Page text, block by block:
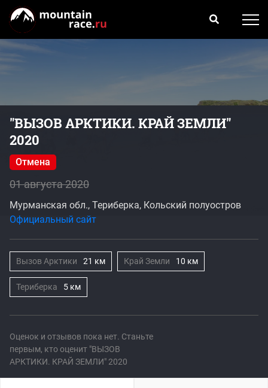
"ВЫЗОВ АРКТИКИ. КРАЙ ЗЕМЛИ"
2020
Оценок и отзывов пока нет. Станьте
первым, кто оценит "ВЫЗОВ
АРКТИКИ. КРАЙ ЗЕМЛИ" 2020
Отмена
01 августа 2020
Мурманская обл., Териберка, Кольский полуостров
Официальный сайт
Вызов Арктики 21 км Край Земли 10 км
Териберка 5 км